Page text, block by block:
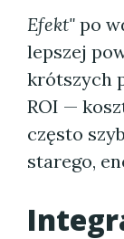
Efekt" po
lepszej
krótszych
ROI —
często
starego,